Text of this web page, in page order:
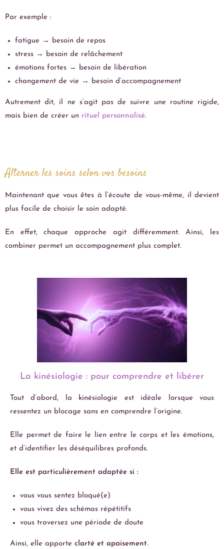
Par exemple :
fatigue → besoin de repos
stress → besoin de relâchement
émotions fortes → besoin de libération
changement de vie → besoin d’accompagnement
Autrement dit, il ne s’agit pas de suivre une routine rigide,
mais bien de créer un rituel personnalisé.
Alterner les soins selon vos besoins
Maintenant que vous êtes à l’écoute de vous-même, il devient
plus facile de choisir le soin adapté.
En effet, chaque approche agit différemment. Ainsi, les
combiner permet un accompagnement plus complet.
La kinésiologie : pour comprendre et libérer
Tout d’abord, la kinésiologie est idéale lorsque vous
ressentez un blocage sans en comprendre l’origine.
Elle permet de faire le lien entre le corps et les émotions,
et d’identifier les déséquilibres profonds.
Elle est particulièrement adaptée si :
vous vous sentez bloqué(e)
vous vivez des schémas répétitifs
vous traversez une période de doute
Ainsi, elle apporte clarté et apaisement.